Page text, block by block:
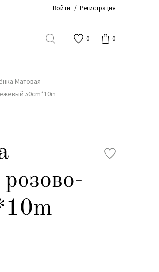
Войти / Регистрация
0 0
Матовая
50сm*10m